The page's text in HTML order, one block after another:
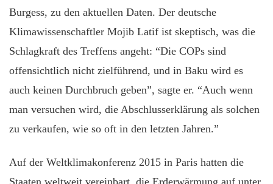
Burgess, zu den aktuellen Daten. Der deutsche
Klimawissenschaftler Mojib Latif ist skeptisch, was die
Schlagkraft des Treffens angeht: “Die COPs sind
offensichtlich nicht zielführend, und in Baku wird es
auch keinen Durchbruch geben”, sagte er. “Auch wenn
man versuchen wird, die Abschlusserklärung als solchen
zu verkaufen, wie so oft in den letzten Jahren.”
Auf der Weltklimakonferenz 2015 in Paris hatten die
Staaten weltweit vereinbart, die Erderwärmung auf unter